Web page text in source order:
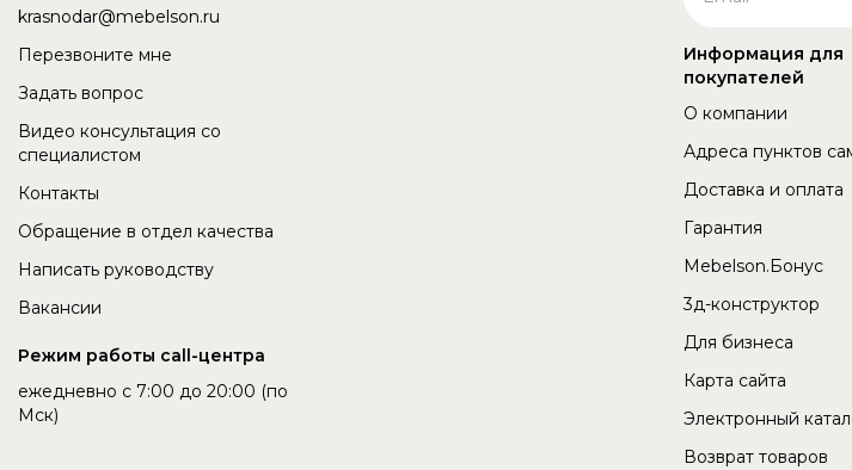
krasnodar@mebelson.ru
Перезвоните мне
Задать вопрос
Видео консультация со
специалистом
Контакты
Обращение в отдел качества
Написать руководству
Вакансии
Режим работы call-центра
ежедневно с 7:00 до 20:00 (по
Мск)
Информация для
покупателей
О компании
Адреса пунктов
Доставка и оплата
Гарантия
Mebelson.Бонус
3д-конструктор
Для бизнеса
Карта сайта
Электронный
Возврат товаров